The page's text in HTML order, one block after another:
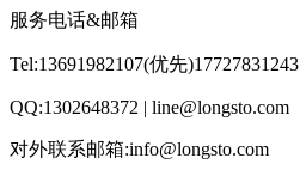
服务电话&邮箱
Tel:13691982107(优先)17727831243
QQ:1302648372 | line@longsto.com
对外联系邮箱:info@longsto.com